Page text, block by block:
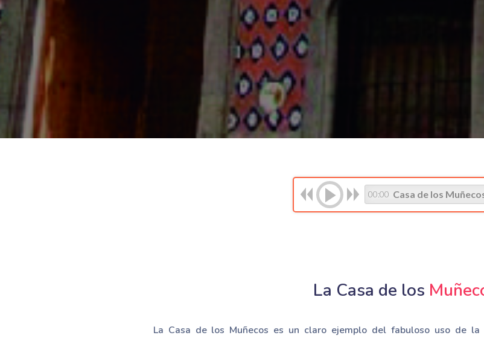
00:00 Casa de los
La Casa de los
La Casa de los Muñecos es un claro ejemplo del fabuloso uso de